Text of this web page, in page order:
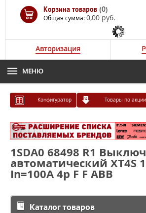
Корзина товаров (0)
Общая сумма:0,00 руб.
Авторизация
МЕНЮ
Конфигуратор Товары по акции
1SDA0 68498 R1
автоматический XT4S
In=100A 4p F F ABB
Каталог товаров